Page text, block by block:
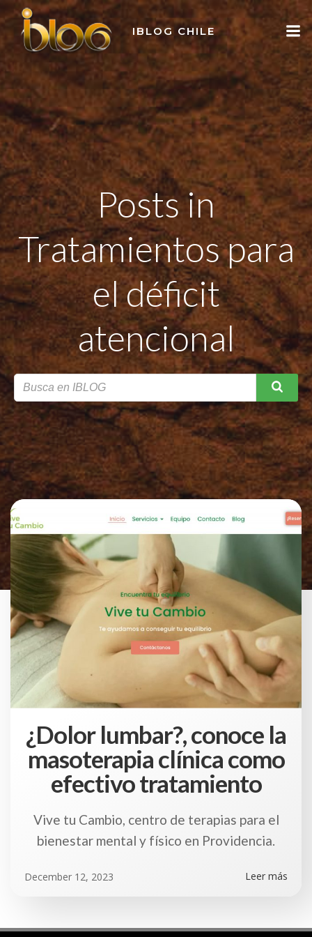
Skip
to
content
IBLOG CHILE
Posts in
Tratamientos para
el déficit
atencional
¿Dolor lumbar?, conoce la
masoterapia clínica como
efectivo tratamiento
Vive tu Cambio, centro de terapias para el
bienestar mental y físico en Providencia.
December 12, 2023 Leer más